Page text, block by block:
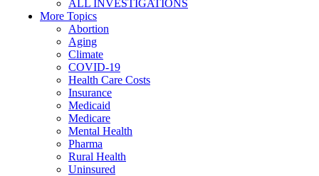
ALL INVESTIGATIONS
More Topics
Abortion
Aging
Climate
COVID-19
Health Care Costs
Insurance
Medicaid
Medicare
Mental Health
Pharma
Rural Health
Uninsured